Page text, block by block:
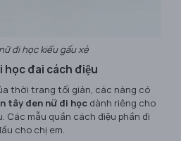
đi học kiểu gấu xẻ
học đai cách điệu
thời trang tối giản, các nàng có
tây đen nữ đi học dành riêng cho
Các mẫu quần cách điệu phần đi
cho chị em.